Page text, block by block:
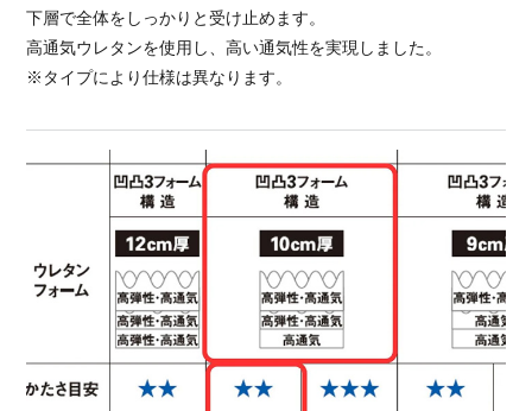
下層で全体をしっかりと受け止めます。
高通気ウレタンを使用し、高い通気性を実現しました。
※タイプにより仕様は異なります。